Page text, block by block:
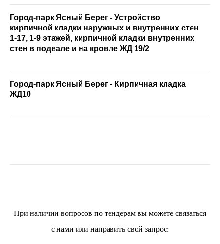
Город-парк Ясный Берег - Устройство
кирпичной кладки наружных и внутренних стен
1-17, 1-9 этажей, кирпичной кладки внутренних
стен в подвале и на кровле ЖД 19/2
Город-парк Ясный Берег - Кирпичная кладка
ЖД10
При наличии вопросов по тендерам вы можете связаться
с нами или направить свой запрос: